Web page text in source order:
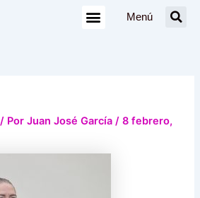
Menú
/ PorJuan José García/8 febrero,